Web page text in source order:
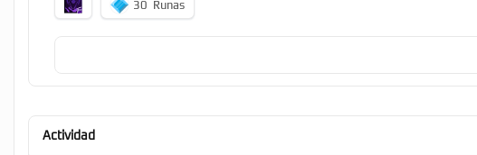
30 Runas
Actividad